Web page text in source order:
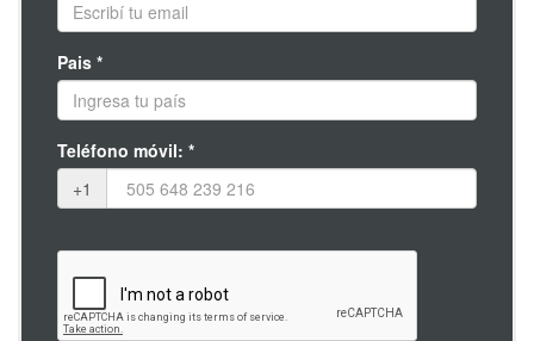
Modificaciones del Sueño en el Envejecimiento
Eje 11: Guía de Práctica Clínica para el Manejo de Pacientes
con Insomnio en Atención Primaria
Eje 12: Dormir bien: "Programa para la mejora del Sueño"
Eje 13: El Estrés y el Sueño
Eje 14: La Ansiedad y el Sueño
Pais *
Teléfono móvil: *
+1